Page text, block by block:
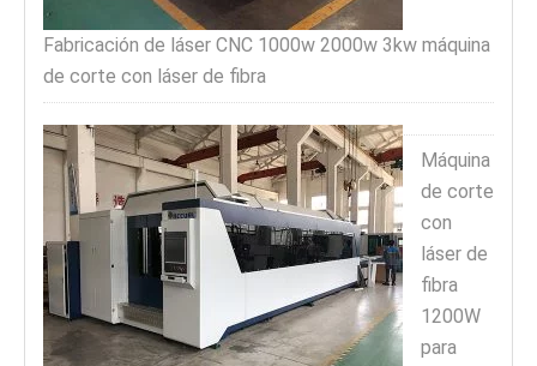
Fabricación de láser CNC 1000w 2000w 3kw máquina
de corte con láser de fibra
Máquina
de corte
con
láser de
fibra
1200W
para